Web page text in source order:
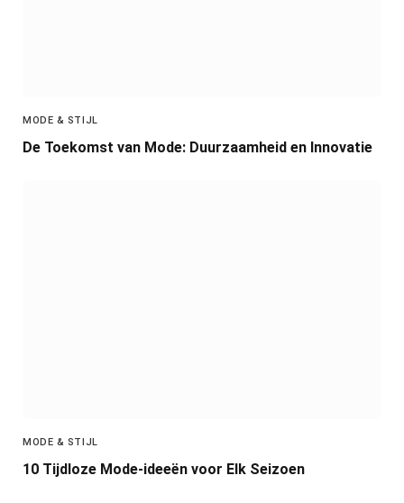
MODE & STIJL
De Toekomst van Mode: Duurzaamheid en Innovatie
MODE & STIJL
10 Tijdloze Mode-ideeën voor Elk Seizoen